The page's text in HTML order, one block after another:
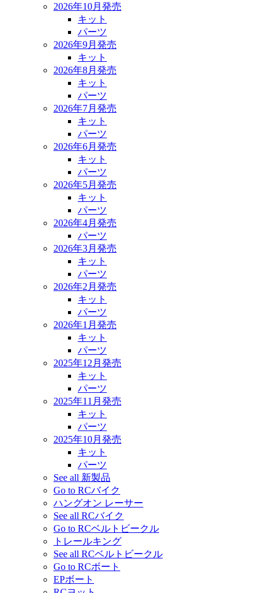
2026年10月発売
キット
パーツ
2026年9月発売
キット
2026年8月発売
キット
パーツ
2026年7月発売
キット
パーツ
2026年6月発売
キット
パーツ
2026年5月発売
キット
パーツ
2026年4月発売
パーツ
2026年3月発売
キット
パーツ
2026年2月発売
キット
パーツ
2026年1月発売
キット
パーツ
2025年12月発売
キット
パーツ
2025年11月発売
キット
パーツ
2025年10月発売
キット
パーツ
See all 新製品
Go to RCバイク
ハングオン レーサー
See all RCバイク
Go to RCベルトビークル
トレールキング
See all RCベルトビークル
Go to RCボート
EPボート